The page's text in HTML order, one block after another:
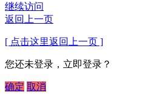
继续访问
返回上一页
[ 点击这里返回上一页 ]
您还未登录，立即登录？
确定 取消